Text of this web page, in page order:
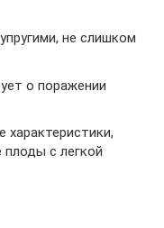
не слишком
о поражении
характеристики,
с легкой